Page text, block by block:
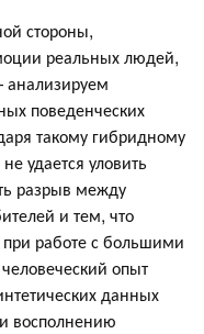
стороны,
реальных людей,
анализируем
поведенческих
такому гибридному
удается уловить
разрыв между
и тем, что
при работе с большими
опыт
данных
восполнению